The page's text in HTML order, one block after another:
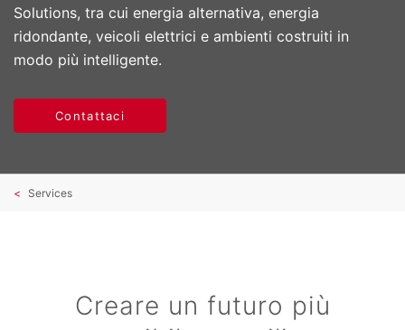
Solutions, tra cui energia alternativa, energia
ridondante, veicoli elettrici e ambienti costruiti in
modo più intelligente.
Contattaci
Services
Creare un futuro più